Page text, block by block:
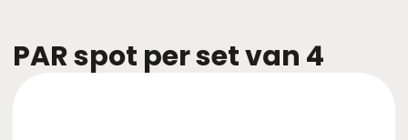
PAR spot per set van 4